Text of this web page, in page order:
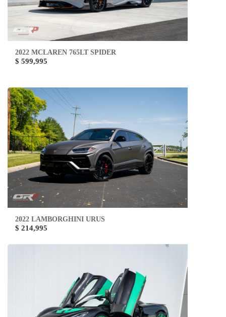
2022 MCLAREN 765LT SPIDER
$ 599,995
2022 LAMBORGHINI URUS
$ 214,995